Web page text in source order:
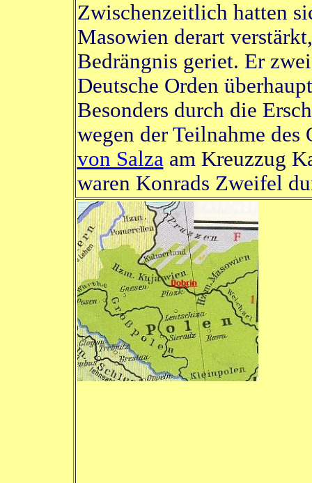
Zwischenzeitlich hatten
Masowien derart
Bedrängnis geriet. Er
Deutsche Orden
Besonders durch die
wegen der Teilnahme des
von Salzaam Kreuzzug
waren Konrads Zweifel